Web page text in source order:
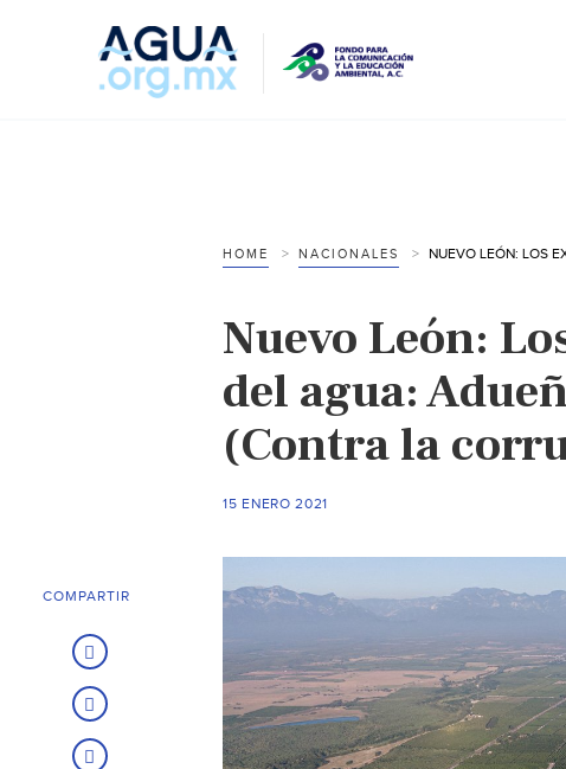
HOME NACIONALES
Nuevo León:
del agua:
(Contra la
15 ENERO 2021
COMPARTIR